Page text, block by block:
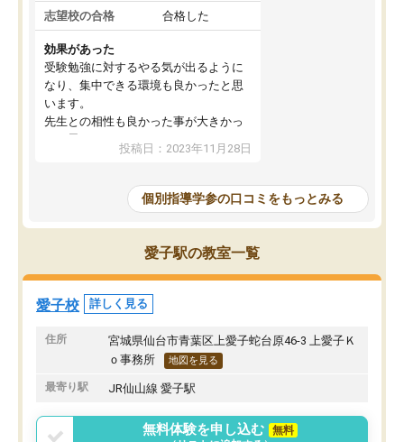
志望校の合格 合格した
効果があった
受験勉強に対するやる気が出るように
なり、集中できる環境も良かったと思
います。
先生との相性も良かった事が大きかっ
たと思います。
投稿日：2023年11月28日
個別指導学参の口コミをもっとみる
愛子駅の教室一覧
愛子校 詳しく見る
住所
宮城県仙台市青葉区上愛子蛇台原46-3 上愛子Ｋ
ｏ事務所
地図を見る
最寄り駅 JR仙山線 愛子駅
無料体験を申し込む
無料